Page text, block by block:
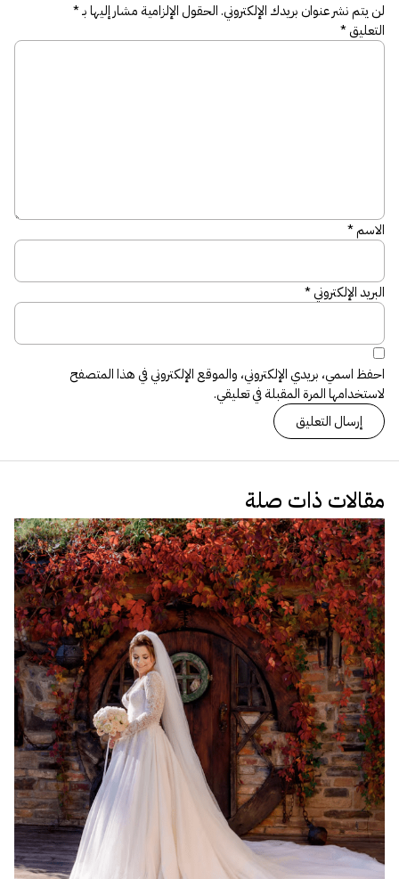
لن يتم نشر عنوان بريدك الإلكتروني.الحقول الإلزامية مشار إليها بـ*
التعليق*
الاسم*
البريد الإلكتروني*
احفظ اسمي، بريدي الإلكتروني، والموقع الإلكتروني في هذا المتصفح
لاستخدامها المرة المقبلة في تعليقي.
مقالات ذات صلة